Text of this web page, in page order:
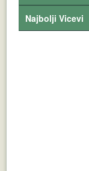
Najbolji Vicevi